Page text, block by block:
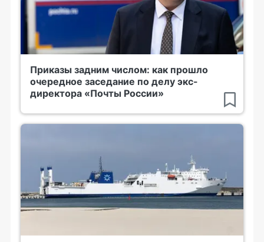
Приказы задним числом: как прошло
очередное заседание по делу экс-
директора «Почты России»